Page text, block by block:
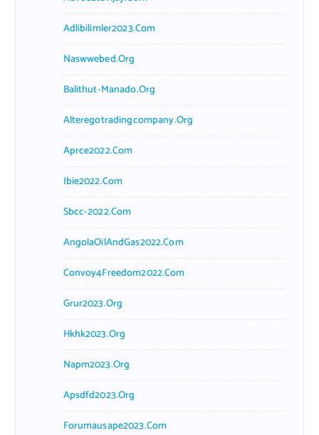
Adlibilimler2023.com
Naswwebed.org
Balithut-Manado.org
Alteregotradingcompany.org
Aprce2022.com
Ibie2022.com
Sbcc-2022.com
AngolaOilAndGas2022.com
Convoy4Freedom2022.com
Grur2023.org
Hkhk2023.org
Napm2023.org
Apsdfd2023.org
Forumausape2023.com